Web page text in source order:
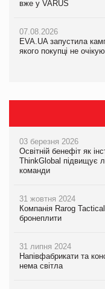
вже у VARUS
07.08.2026
EVA.UA запустила
якого покупці не
03 березня 2026
Освітній бенефіт як
ThinkGlobal підвищує
команди
31 жовтня 2024
Компанія Rarog
бронеплити
31 липня 2024
Напівфабрикати та
нема світла